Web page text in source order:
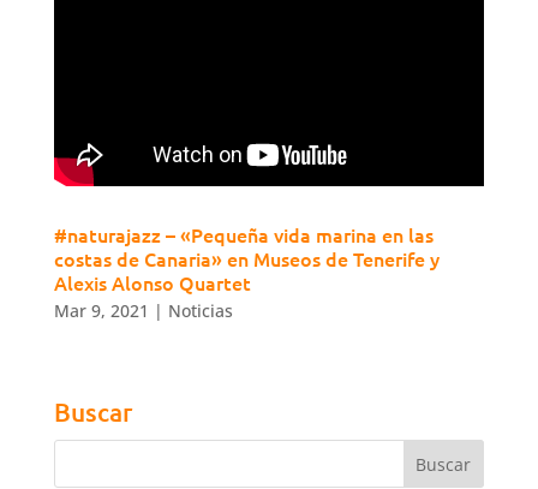
#naturajazz​ – «Pequeña vida marina en las
costas de Canaria» en Museos de Tenerife y
Alexis Alonso Quartet
Mar 9, 2021 | Noticias
Buscar